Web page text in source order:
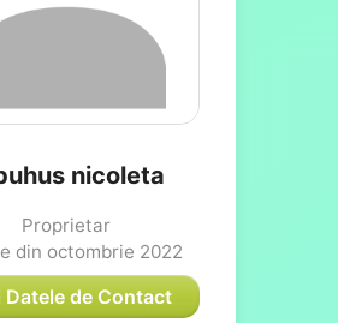
nicoleta
Proprietar
din octombrie 2022
Datele de Contact